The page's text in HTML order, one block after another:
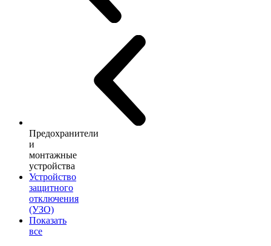
Предохранители
и
монтажные
устройства
Устройство
защитного
отключения
(УЗО)
Показать
все